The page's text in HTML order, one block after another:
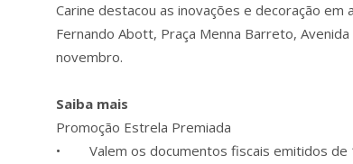
Carine destacou as inovações e decoração em
Fernando Abott, Praça Menna Barreto,
novembro.
Saiba mais
Promoção Estrela Premiada
• Valem os documentos fiscais emitidos de